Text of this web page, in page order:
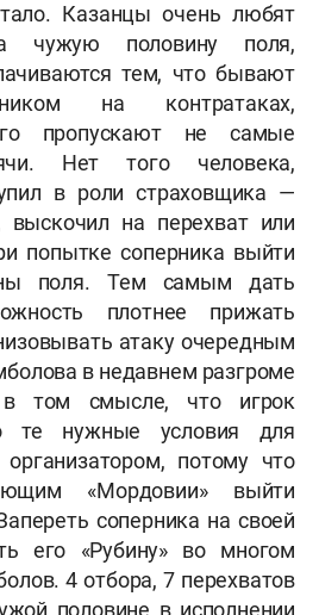
Казанцы очень любят
чужую половину поля,
тем, что бывают
на контратаках,
пропускают не самые
Нет того человека,
в роли страховщика —
выскочил на перехват или
попытке соперника выйти
поля. Тем самым дать
плотнее прижать
атаку очередным
в недавнем разгроме
том смысле, что игрок
те нужные условия для
потому что
«Мордовии» выйти
соперника на своей
его «Рубину» во многом
4 отбора, 7 перехватов
половине в исполнении